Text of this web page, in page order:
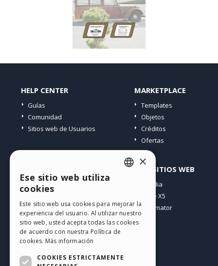
HELP CENTER
Guías
Comunidad
Sitios web de Usuarios
MARKETPLACE
Templates
Objetos
Créditos
Ofertas
Mis post
Mis download
Espacio Web
Mis Créditos
OTROS SITIOS WEB
Incomedia
WebSite X5
WebAnimator
GERMAN
SPANISH
×
Ese sitio web utiliza
cookies
Este sitio web usa cookies para mejorar la
experiencia del usuario. Al utilizar nuestro
sitio web, usted acepta todas las cookies
de acuerdo con nuestra Política de
cookies. Más información
COOKIES ESTRICTAMENTE